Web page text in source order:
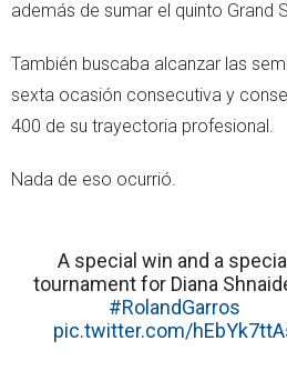
además de sumar el quinto Grand
También buscaba alcanzar las
sexta ocasión consecutiva y
400 de su trayectoria profesional.
Nada de eso ocurrió.
A special win and a special
tournament for Diana
#RolandGarros
pic.twitter.com/